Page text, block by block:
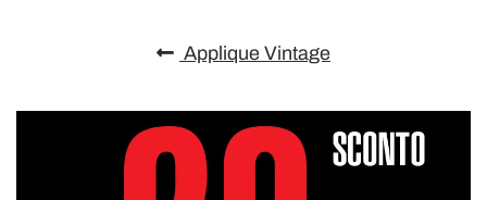
Applique Vintage